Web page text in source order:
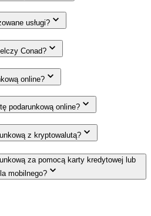
usługi?
Conad?
online?
podarunkową online?
z kryptowalutą?
za pomocą karty kredytowej lub
mobilnego?